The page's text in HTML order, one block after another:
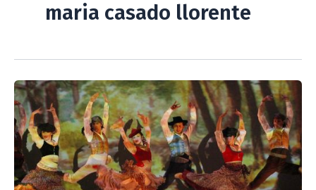
maria casado llorente